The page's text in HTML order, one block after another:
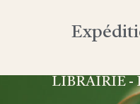
LIBRAIRIE -